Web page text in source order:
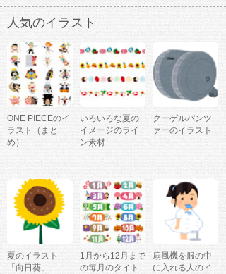
人気のイラスト
ONE PIECEのイ
ラスト（まと
め）
いろいろな夏の
イメージのライ
ン素材
クーゲルパンツ
ァーのイラスト
夏のイラスト
「向日葵」
1月から12月まで
の毎月のタイト
扇風機を服の中
に入れる人のイ